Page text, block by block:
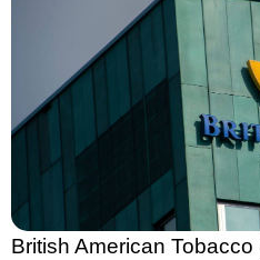
British American